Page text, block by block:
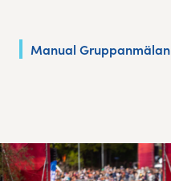
Manual Gruppanmälan